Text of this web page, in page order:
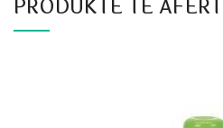
PRODUKTE TË AFËRT